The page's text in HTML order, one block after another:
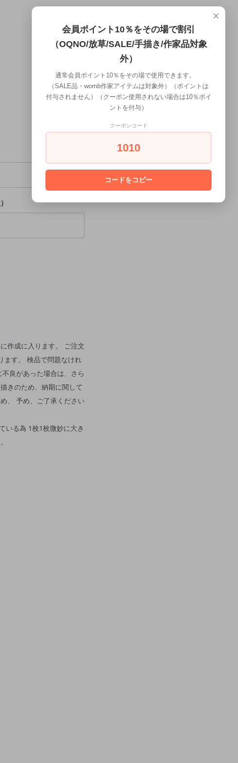
作成に入ります。 ご注文
ます。 検品で問題なけれ
良があった場合は、さら
きのため、納期に関して
、 予め、ご了承ください
いる為 1枚1枚微妙に大き
×
会員ポイント10％をその場で割引
（OQNO/放草/SALE/手描き/作家品対象
外）
通常会員ポイント10％をその場で使用できます。
（SALE品・womb作家アイテムは対象外）（ポイントは
付与されません）（クーポン使用されない場合は10％ポイ
ントを付与）
クーポンコード
1010
コードをコピー